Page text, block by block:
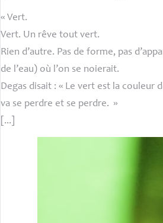
« Vert.
Vert. Un rêve tout vert.
Rien d’autre. Pas de forme, pas
de l’eau) où l’on se noierait.
Degas disait : « Le vert est la couleur
va se perdre et se perdre. »
[...]